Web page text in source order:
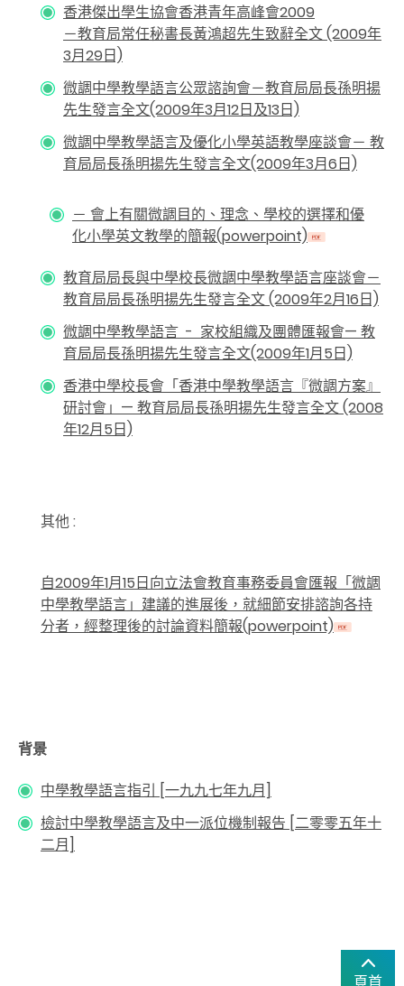
香港傑出學生協會香港青年高峰會2009
－教育局常任秘書長黃鴻超先生致辭全文 (2009年
3月29日)
微調中學教學語言公眾諮詢會－教育局局長孫明揚
先生發言全文(2009年3月12日及13日)
微調中學教學語言及優化小學英語教學座談會－ 教
育局局長孫明揚先生發言全文(2009年3月6日)
－ 會上有關微調目的、理念、學校的選擇和優
化小學英文教學的簡報(powerpoint)
教育局局長與中學校長微調中學教學語言座談會－
教育局局長孫明揚先生發言全文 (2009年2月16日)
微調中學教學語言 - 家校組織及團體匯報會— 教
育局局長孫明揚先生發言全文(2009年1月5日)
香港中學校長會「香港中學教學語言『微調方案』
研討會」— 教育局局長孫明揚先生發言全文 (2008
年12月5日)
其他 :
自2009年1月15日向立法會教育事務委員會匯報「微調
中學教學語言」建議的進展後，就細節安排諮詢各持
分者，經整理後的討論資料簡報(powerpoint)
背景
中學教學語言指引 [一九九七年九月]
檢討中學教學語言及中一派位機制報告 [二零零五年十
二月]